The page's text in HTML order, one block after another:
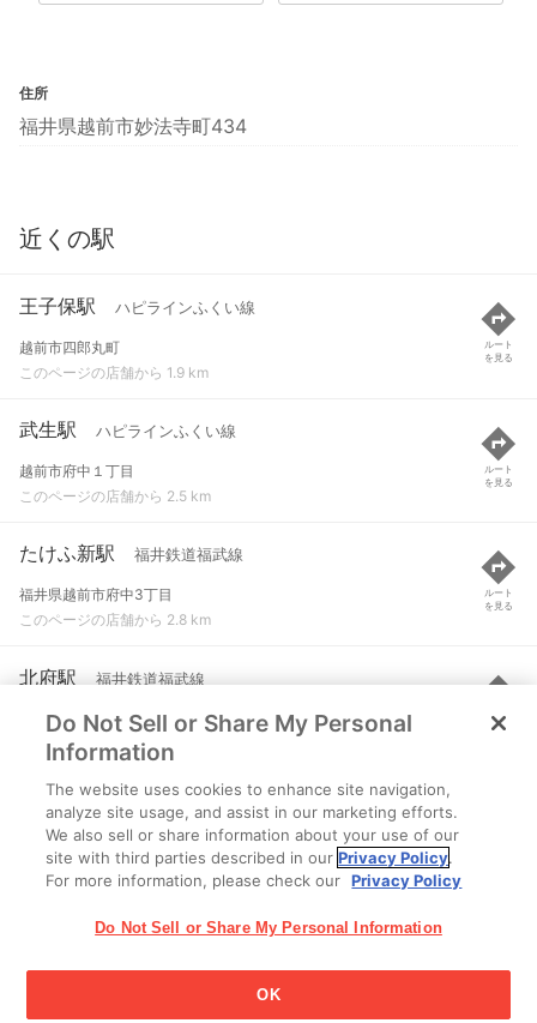
住所
福井県越前市妙法寺町434
近くの駅
王子保駅 ハピラインふくい線
越前市四郎丸町
このページの店舗から 1.9 km
ルート
を見る
武生駅 ハピラインふくい線
越前市府中１丁目
このページの店舗から 2.5 km
ルート
を見る
たけふ新駅 福井鉄道福武線
福井県越前市府中3丁目
このページの店舗から 2.8 km
ルート
を見る
北府駅 福井鉄道福武線
福井県越前市北府2丁目
このページの店舗から 3.1 km
ルート
を見る
スポーツ公園駅 福井鉄道福武線
福井県越前市家久町99-15
このページの店舗から 4.2 km
江崎グリコ株式会社 Copyright © 2025 Ezaki Glico Co., Ltd.
Do Not Sell or Share My Personal
Information
The website uses cookies to enhance site navigation,
analyze site usage, and assist in our marketing efforts.
We also sell or share information about your use of our
site with third parties described in ourPrivacy Policy.
For more information, please check our Privacy Policy
Do Not Sell or Share My Personal Information
OK